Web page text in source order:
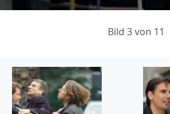
Bild 3 von 11